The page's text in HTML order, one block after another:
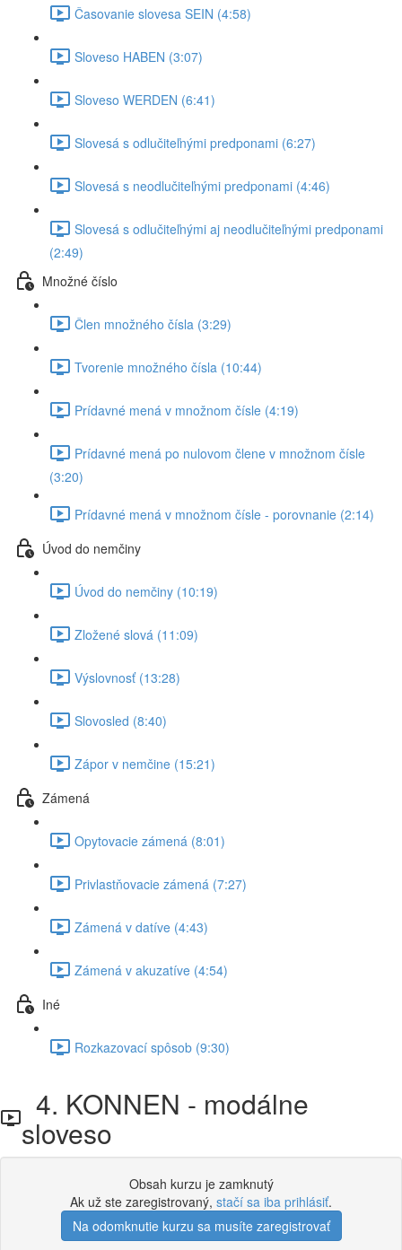
Časovanie slovesa SEIN (4:58)
Sloveso HABEN (3:07)
Sloveso WERDEN (6:41)
Slovesá s odlučiteľnými predponami (6:27)
Slovesá s neodlučiteľnými predponami (4:46)
Slovesá s odlučiteľnými aj neodlučiteľnými predponami
(2:49)
Množné číslo
Člen množného čísla (3:29)
Tvorenie množného čísla (10:44)
Prídavné mená v množnom čísle (4:19)
Prídavné mená po nulovom člene v množnom čísle
(3:20)
Prídavné mená v množnom čísle - porovnanie (2:14)
Úvod do nemčiny
Úvod do nemčiny (10:19)
Zložené slová (11:09)
Výslovnosť (13:28)
Slovosled (8:40)
Zápor v nemčine (15:21)
Zámená
Opytovacie zámená (8:01)
Privlastňovacie zámená (7:27)
Zámená v datíve (4:43)
Zámená v akuzatíve (4:54)
Iné
Rozkazovací spôsob (9:30)
4. KONNEN - modálne
sloveso
Obsah kurzu je zamknutý
Ak už ste zaregistrovaný, stačí sa iba prihlásiť.
Na odomknutie kurzu sa musíte zaregistrovať